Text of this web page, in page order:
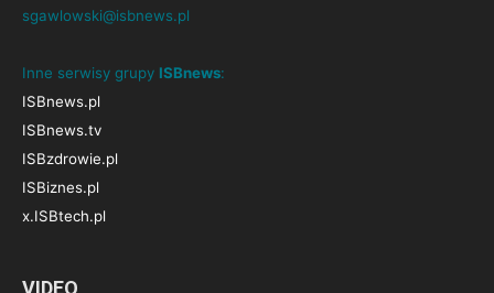
sgawlowski@isbnews.pl
Inne serwisy grupy ISBnews:
ISBnews.pl
ISBnews.tv
ISBzdrowie.pl
ISBiznes.pl
x.ISBtech.pl
VIDEO